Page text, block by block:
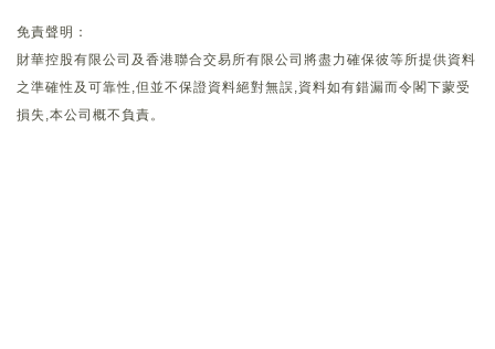
免責聲明：
財華控股有限公司及香港聯合交易所有限公司將盡力確保彼等所提供資料
之準確性及可靠性,但並不保證資料絕對無誤,資料如有錯漏而令閣下蒙受
損失,本公司概不負責。